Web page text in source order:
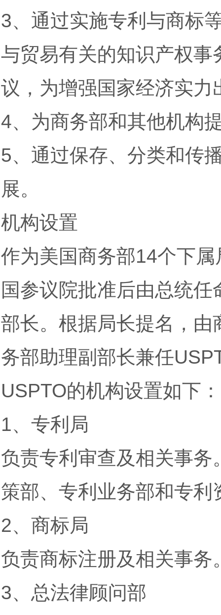
3、通过实施专利与商标
与贸易有关的知识产权
议，为增强国家经济实力
4、为商务部和其他机构
5、通过保存、分类和传
展。
机构设置
作为美国商务部14个下
国参议院批准后由总统
部长。根据局长提名，
务部助理副部长兼任
USPTO的机构设置如下：
1、专利局
负责专利审查及相关事
策部、专利业务部和专利
2、商标局
负责商标注册及相关事
3、总法律顾问部